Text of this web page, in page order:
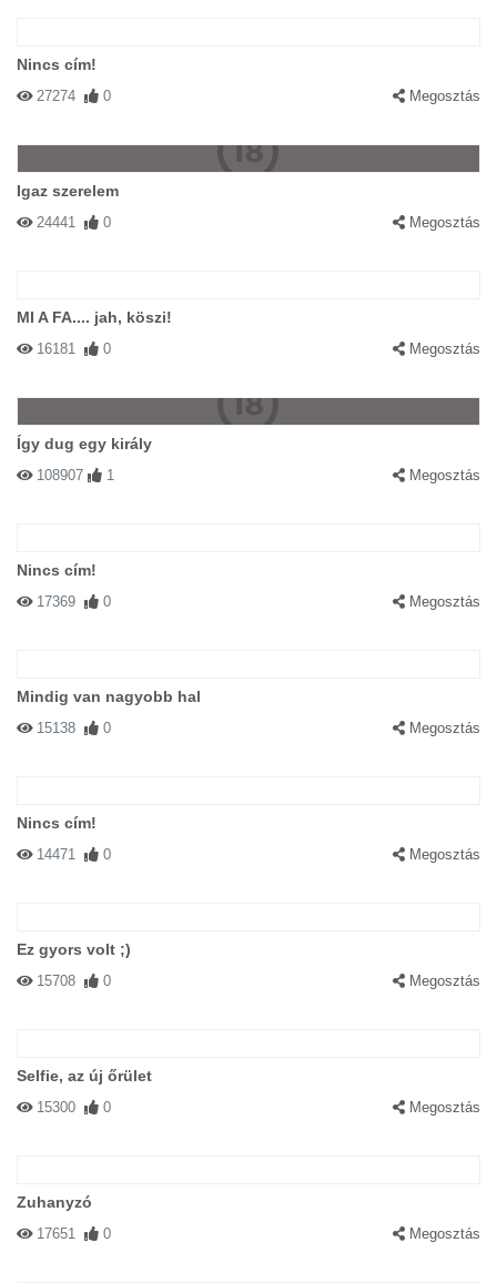
Nincs cím!
27274 0 Megosztás
Igaz szerelem
24441 0 Megosztás
MI A FA.... jah, köszi!
16181 0 Megosztás
Így dug egy király
108907 1 Megosztás
Nincs cím!
17369 0 Megosztás
Mindig van nagyobb hal
15138 0 Megosztás
Nincs cím!
14471 0 Megosztás
Ez gyors volt ;)
15708 0 Megosztás
Selfie, az új őrület
15300 0 Megosztás
Zuhanyzó
17651 0 Megosztás